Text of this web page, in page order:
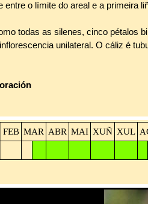
entre o límite do areal e a primeira
todas as silenes, cinco pétalos
unilateral. O cáliz é
FEB MAR ABR MAI XUÑ XUL